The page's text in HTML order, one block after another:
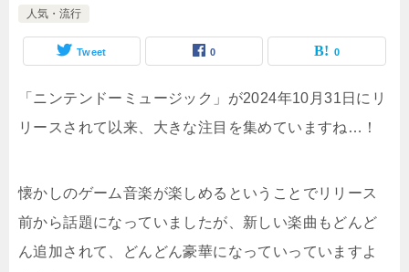
人気・流行
Tweet 0 0
「ニンテンドーミュージック」が2024年10月31日にリ
リースされて以来、大きな注目を集めていますね…！
懐かしのゲーム音楽が楽しめるということでリリース
前から話題になっていましたが、新しい楽曲もどんど
ん追加されて、どんどん豪華になっていっていますよ